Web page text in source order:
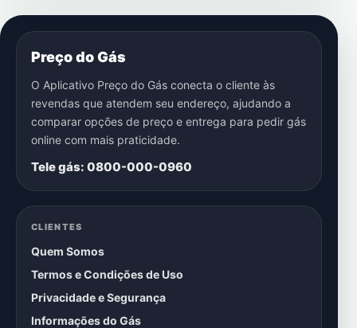
Preço do Gás
O Aplicativo Preço do Gás conecta o cliente às
revendas que atendem seu endereço, ajudando a
comparar opções de preço e entrega para pedir gás
online com mais praticidade.
Tele gás: 0800-000-0960
CLIENTES
Quem Somos
Termos e Condições de Uso
Privacidade e Segurança
Informações do Gás